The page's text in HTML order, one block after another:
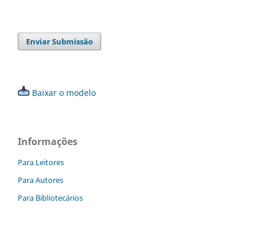
Enviar Submissão
Baixar o modelo
Informações
Para Leitores
Para Autores
Para Bibliotecários